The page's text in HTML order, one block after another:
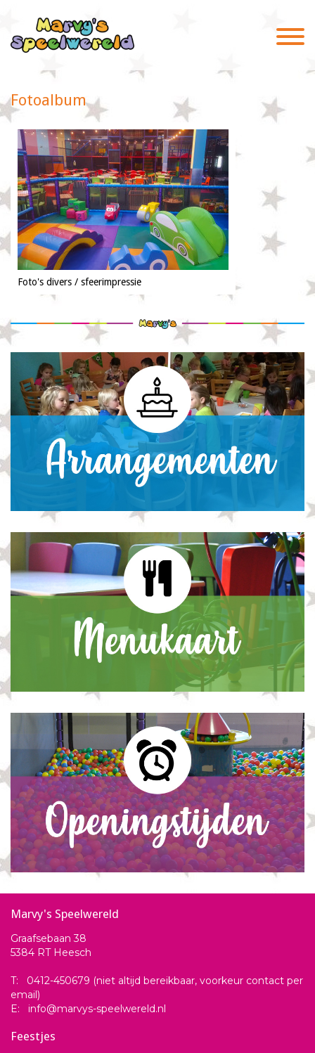
Fotoalbum
Foto's divers / sfeerimpressie
Marvy's Speelwereld
Graafsebaan 38
5384 RT Heesch
T: 0412-450679 (niet altijd bereikbaar, voorkeur contact per
email)
E: info@marvys-speelwereld.nl
Feestjes